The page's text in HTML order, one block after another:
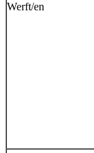
Werft/en